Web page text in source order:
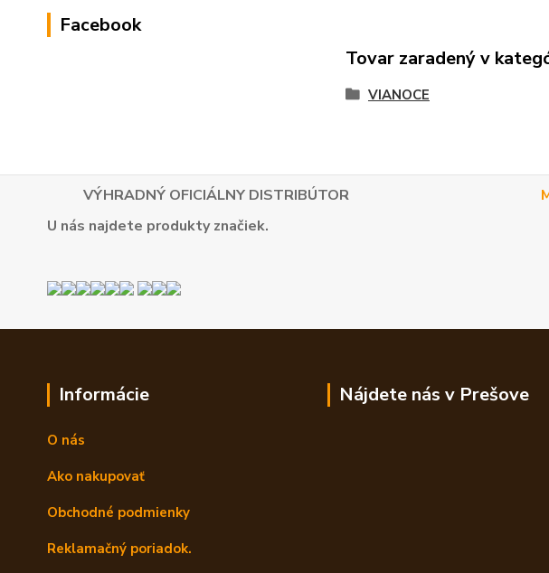
Facebook
Tovar zaradený v
VIANOCE
VÝHRADNÝ OFICIÁLNY DISTRIBÚTOR
U nás najdete produkty značiek.
Informácie
O nás
Ako nakupovať
Obchodné podmienky
Reklamačný poriadok.
Nájdete nás v Prešove